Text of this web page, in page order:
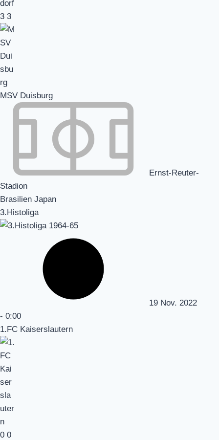
3 3
MSV Duisburg
Ernst-Reuter-
Stadion
Brasilien Japan
3.Histoliga
19 Nov. 2022
- 0:00
1.FC Kaiserslautern
0 0